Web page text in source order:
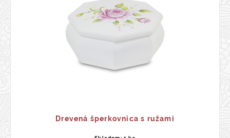
Drevená šperkovnica s ružami